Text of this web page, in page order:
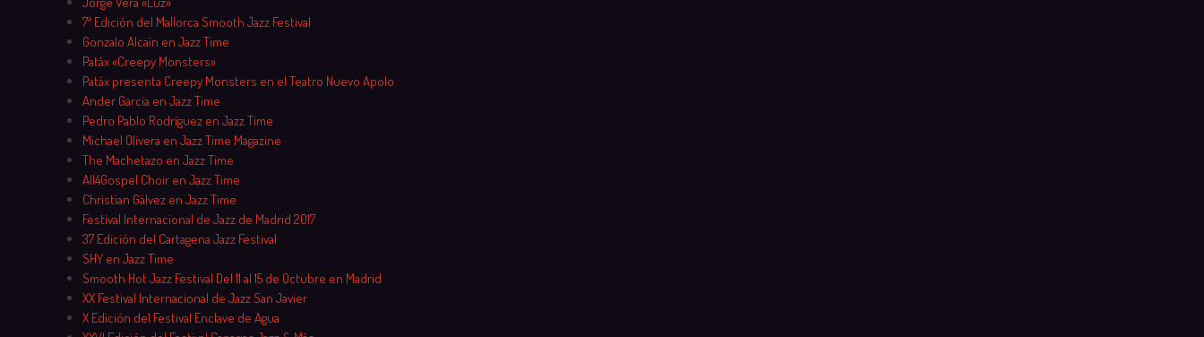
7ª Edición del Mallorca Smooth Jazz Festival
Gonzalo Alcaín en Jazz Time
Patáx «Creepy Monsters»
Patáx presenta Creepy Monsters en el Teatro Nuevo Apolo
Ander García en Jazz Time
Pedro Pablo Rodríguez en Jazz Time
Michael Olivera en Jazz Time Magazine
The Machetazo en Jazz Time
All4Gospel Choir en Jazz Time
Christian Gálvez en Jazz Time
Festival Internacional de Jazz de Madrid 2017
37 Edición del Cartagena Jazz Festival
SHY en Jazz Time
Smooth Hot Jazz Festival Del 11 al 15 de Octubre en Madrid
XX Festival Internacional de Jazz San Javier
X Edición del Festival Enclave de Agua